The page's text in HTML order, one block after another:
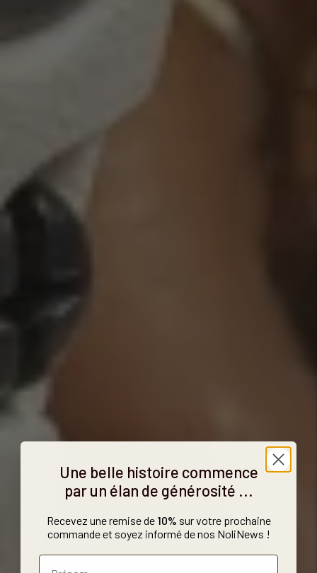
Une belle histoire commence
par un élan de générosité ...
Recevez une remise de 10% sur votre prochaine
commande et soyez informé de nos NoliNews !